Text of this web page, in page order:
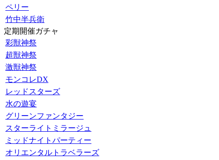
ペリー
竹中半兵衛
定期開催ガチャ
彩獣神祭
超獣神祭
激獣神祭
モンコレDX
レッドスターズ
水の遊宴
グリーンファンタジー
スターライトミラージュ
ミッドナイトパーティー
オリエンタルトラベラーズ